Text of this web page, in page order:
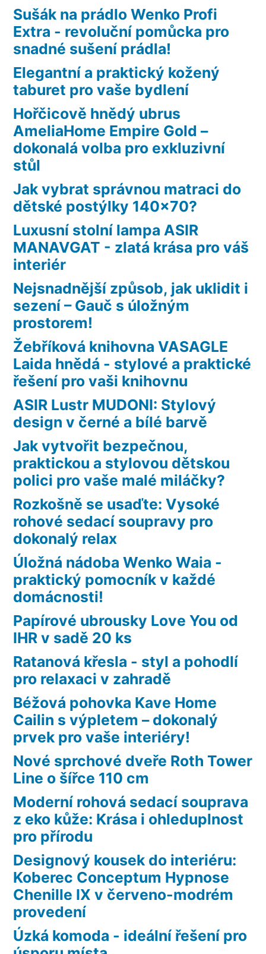
Sušák na prádlo Wenko Profi
Extra - revoluční pomůcka pro
snadné sušení prádla!
Elegantní a praktický kožený
taburet pro vaše bydlení
Hořčicově hnědý ubrus
AmeliaHome Empire Gold –
dokonalá volba pro exkluzivní
stůl
Jak vybrat správnou matraci do
dětské postýlky 140×70?
Luxusní stolní lampa ASIR
MANAVGAT - zlatá krása pro váš
interiér
Nejsnadnější způsob, jak uklidit i
sezení – Gauč s úložným
prostorem!
Žebříková knihovna VASAGLE
Laida hnědá - stylové a praktické
řešení pro vaši knihovnu
ASIR Lustr MUDONI: Stylový
design v černé a bílé barvě
Jak vytvořit bezpečnou,
praktickou a stylovou dětskou
polici pro vaše malé miláčky?
Rozkošně se usaďte: Vysoké
rohové sedací soupravy pro
dokonalý relax
Úložná nádoba Wenko Waia -
praktický pomocník v každé
domácnosti!
Papírové ubrousky Love You od
IHR v sadě 20 ks
Ratanová křesla - styl a pohodlí
pro relaxaci v zahradě
Béžová pohovka Kave Home
Cailin s výpletem – dokonalý
prvek pro vaše interiéry!
Nové sprchové dveře Roth Tower
Line o šířce 110 cm
Moderní rohová sedací souprava
z eko kůže: Krása i ohleduplnost
pro přírodu
Designový kousek do interiéru:
Koberec Conceptum Hypnose
Chenille IX v červeno-modrém
provedení
Úzká komoda - ideální řešení pro